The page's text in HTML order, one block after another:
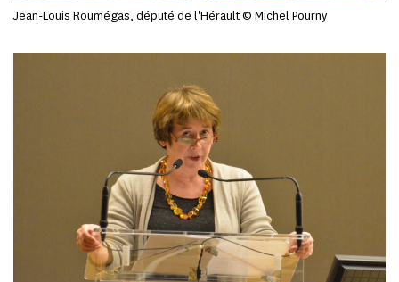
Jean-Louis Roumégas, député de l'Hérault © Michel Pourny